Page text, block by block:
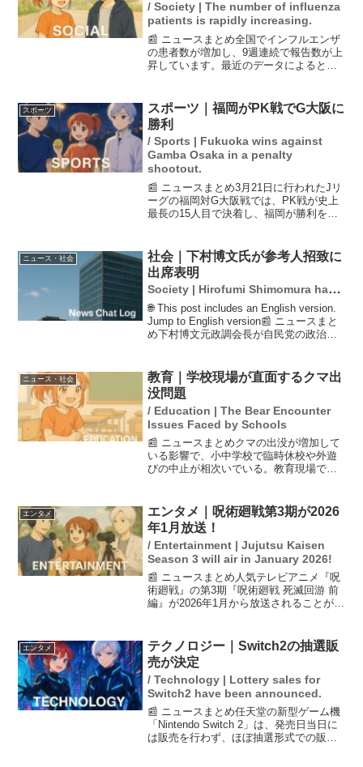
/ Society | The number of influenza
patients is rapidly increasing.
📰 ニュースまとめ全国でインフルエンザ
の患者数が増加し、9週連続で報告数が上
昇しています。最近のデータによると、1
一方、新型コロナウイルスの感染者は減
少傾向にあ...
スポーツ
スポーツ｜福岡がPK戦でG大阪に
勝利
/ Sports | Fukuoka wins against
Gamba Osaka in a penalty
shootout.
📰 ニュースまとめ3月21日に行われたJリ
ーグの福岡対G大阪戦では、PK戦が史上
最長の15人目で決着し、福岡が勝利を収
はGK小畑裕馬に止められました。この結
果、福...
ニュース・社会
社会｜下村博文氏が参考人招致に
出席表明
Society | Hirofumi Shimomura has
announced his intention to attend
the hearing as a witness.
🌐 This post includes an English version.
Jump to English version📰 ニュースまと
め下村博文元政調会長が自民党の政治資
ニュース・社会
教育｜学校現場が直面するクマ出
没問題
/ Education | The Bear Encounter
Issues Faced by Schools
📰 ニュースまとめクマの出没が増加して
いる影響で、小中学校で臨時休校や外遊
びの中止が相次いでいる。教育現場では
もその対応策に頭を悩ませている。専門
家の意見を交えながら、...
エンタメ
エンタメ｜呪術廻戦第3期が2026
年1月放送！
/ Entertainment | Jujutsu Kaisen
Season 3 will air in January 2026!
📰 ニュースまとめ人気テレビアニメ『呪
術廻戦』の第3期『呪術廻戦 死滅回游 前
編』が2026年1月から放送されることが決
開され、ファンからの期待が高まってい
ます。SN...
エンタメ
テクノロジー｜Switch2の抽選販
売が決定
/ Technology | Lottery sales for
Switch2 have been announced.
📰 ニュースまとめ任天堂の新型ゲーム機
「Nintendo Switch 2」は、発売日当日に
は販売を行わず、ほぼ抽選形式での販売